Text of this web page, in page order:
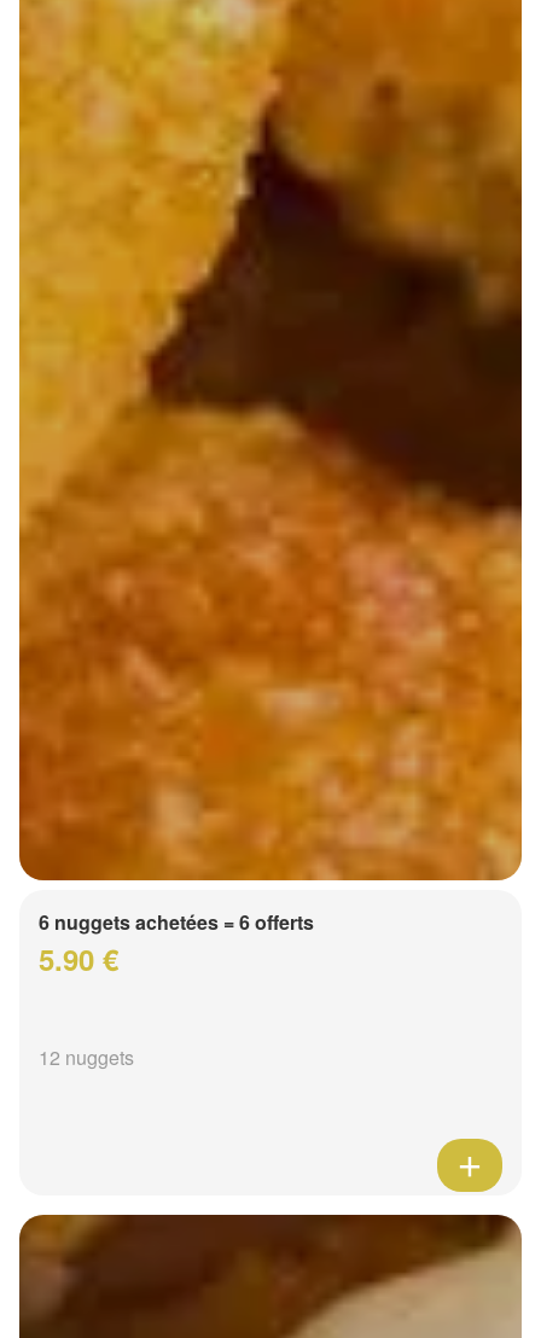
6 nuggets achetées = 6 offerts
5.90 €
12 nuggets